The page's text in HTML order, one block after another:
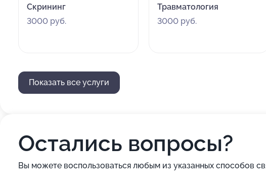
Скрининг
3000 руб.
Травматология
3000 руб.
Показать все услуги
Остались вопросы?
Вы можете воспользоваться любым из указанных способов